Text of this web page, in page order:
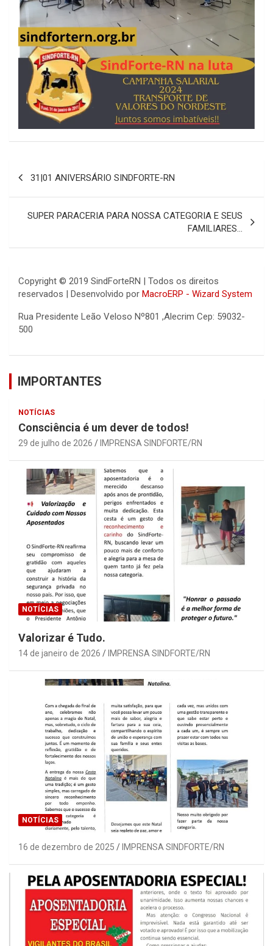
31|01 ANIVERSÁRIO SINDFORTE-RN
SUPER PARACERIA PARA NOSSA CATEGORIA E SEUS
FAMILIARES…
Copyright © 2019 SindForteRN | Todos os direitos
reservados | Desenvolvido por MacroERP - Wizard System
Rua Presidente Leão Veloso Nº801 ,Alecrim Cep: 59032-
500
IMPORTANTES
NOTÍCIAS
Consciência é um dever de todos!
29 de julho de 2026 IMPRENSA SINDFORTE/RN
NOTÍCIAS
Valorizar é Tudo.
14 de janeiro de 2026 IMPRENSA SINDFORTE/RN
NOTÍCIAS
16 de dezembro de 2025 IMPRENSA SINDFORTE/RN